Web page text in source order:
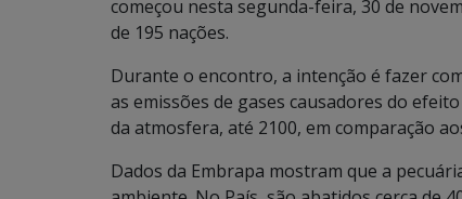
começou nesta segunda-feira, 30 de
de 195 nações.
Durante o encontro, a intenção é fazer
as emissões de gases causadores do
da atmosfera, até 2100, em comparação
Dados da Embrapa mostram que a